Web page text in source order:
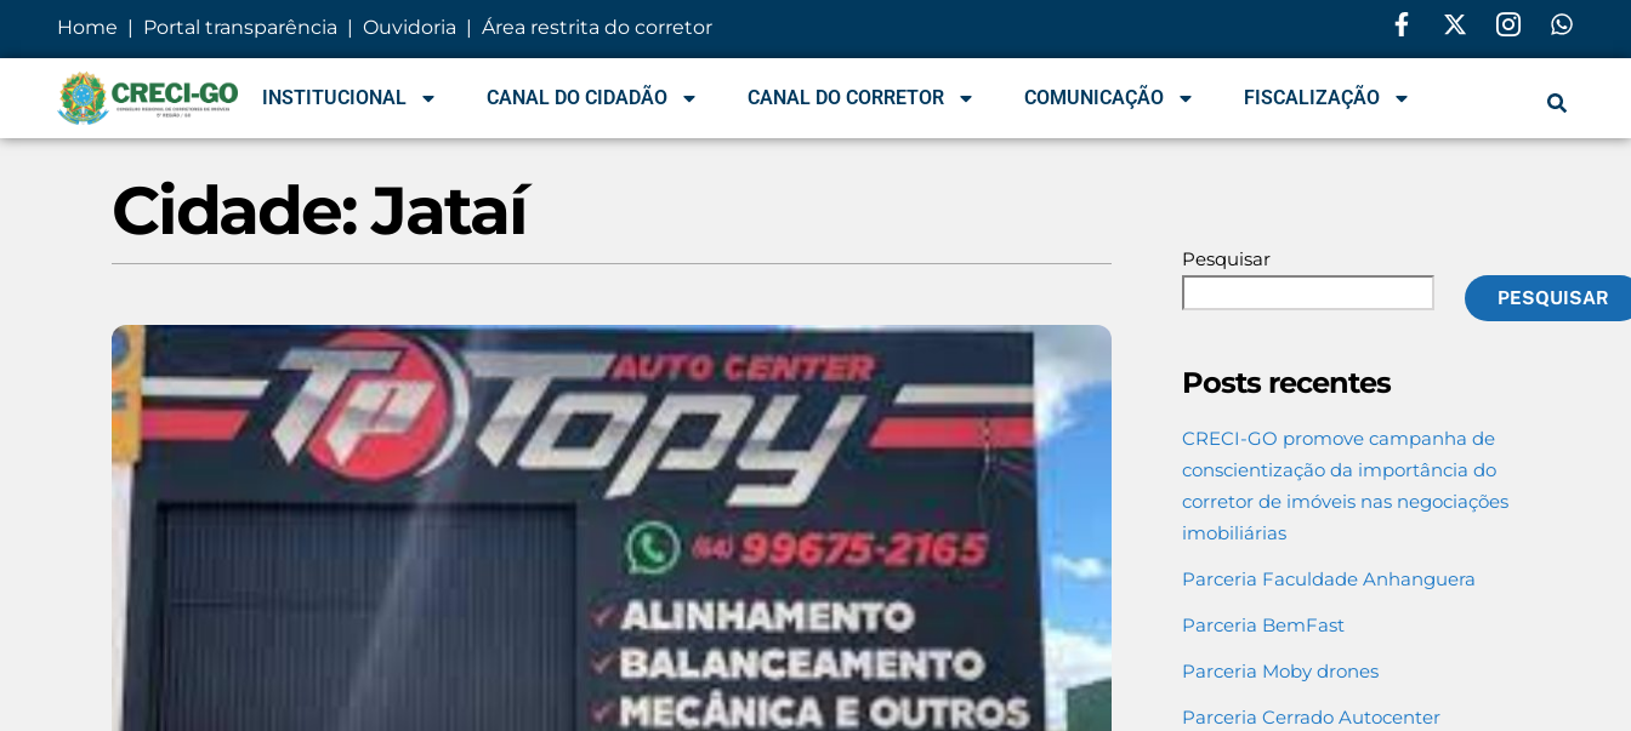
conteúdoHome | Portal transparência | Ouvidoria | Área restrita do corretor
INSTITUCIONAL CANAL DO CIDADÃO CANAL DO CORRETOR COMUNICAÇÃO FISCALIZAÇÃO
Cidade: Jataí
Pesquisar
PESQUISAR
Posts recentes
CRECI-GO promove campanha de
conscientização da importância do
corretor de imóveis nas negociações
imobiliárias
Parceria Faculdade Anhanguera
Parceria BemFast
Parceria Moby drones
Parceria Cerrado Autocenter